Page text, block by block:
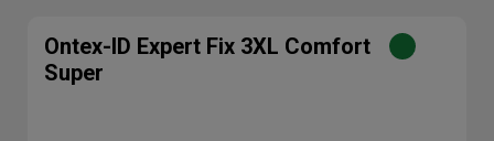
Ontex-ID Expert Fix 3XL Comfort
Super